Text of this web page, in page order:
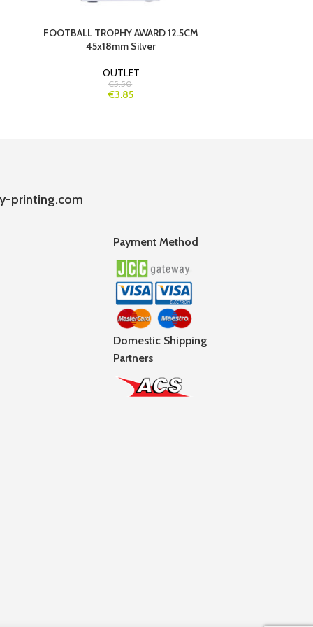
FOOTBALL TROPHY AWARD 12.5CM
45x18mm Silver
OUTLET
€5.50
€3.85
printing.com
Payment Method
Domestic Shipping
Partners